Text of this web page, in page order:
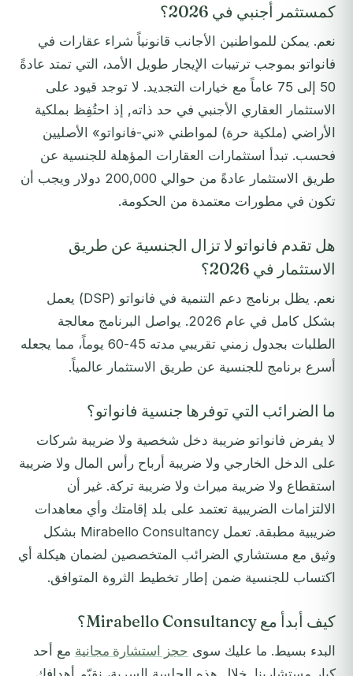
كمستثمر أجنبي في 2026؟
نعم. يمكن للمواطنين الأجانب قانونياً شراء عقارات في
فانواتو بموجب ترتيبات الإيجار طويل الأمد، التي تمتد عادةً
50 إلى 75 عاماً مع خيارات التجديد. لا توجد قيود على
الاستثمار العقاري الأجنبي في حد ذاته, إذ احتُفِظ بملكية
الأراضي (ملكية حرة) لمواطني «ني-فانواتو» الأصليين
فحسب. تبدأ استثمارات العقارات المؤهلة للجنسية عن
طريق الاستثمار عادةً من حوالي 200,000 دولار ويجب أن
تكون في مطورات معتمدة من الحكومة.
هل تقدم فانواتو لا تزال الجنسية عن طريق
الاستثمار في 2026؟
نعم. يظل برنامج دعم التنمية في فانواتو (DSP) يعمل
بشكل كامل في عام 2026. يواصل البرنامج معالجة
الطلبات بجدول زمني تقريبي مدته 45-60 يوماً، مما يجعله
أسرع برنامج للجنسية عن طريق الاستثمار عالمياً.
ما الضرائب التي توفرها جنسية فانواتو؟
لا يفرض فانواتو ضريبة دخل شخصية ولا ضريبة شركات
على الدخل الخارجي ولا ضريبة أرباح رأس المال ولا ضريبة
استقطاع ولا ضريبة ميراث ولا ضريبة تركة. غير أن
الالتزامات الضريبية تعتمد على بلد إقامتك وأي معاهدات
ضريبية مطبقة. تعمل Mirabello Consultancy بشكل
وثيق مع مستشاري الضرائب المتخصصين لضمان هيكلة أي
اكتساب للجنسية ضمن إطار تخطيط الثروة المتوافق.
كيف أبدأ مع Mirabello Consultancy؟
البدء بسيط. ما عليك سوى حجز استشارة مجانية مع أحد